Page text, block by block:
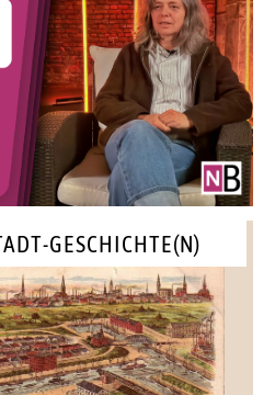
GESCHICHTE(N)